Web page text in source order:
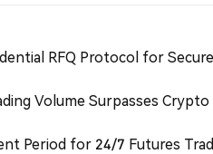
RFQ Protocol for
Volume Surpasses
Period for 24/7 Futures